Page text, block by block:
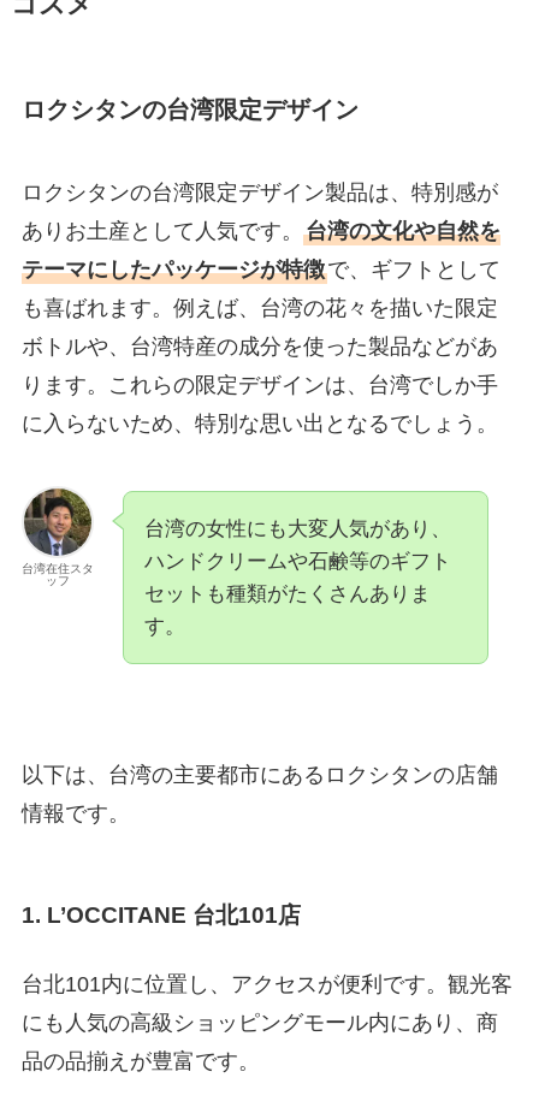
ロクシタンの台湾限定デザイン
ロクシタンの台湾限定デザイン製品は、特別感が
ありお土産として人気です。 台湾の文化や自然を
テーマにしたパッケージが特徴で、ギフトとして
も喜ばれます。例えば、台湾の花々を描いた限定
ボトルや、台湾特産の成分を使った製品などがあ
ります。これらの限定デザインは、台湾でしか手
に入らないため、特別な思い出となるでしょう。
台湾在住スタ
ッフ
台湾の女性にも大変人気があり、
ハンドクリームや石鹸等のギフト
セットも種類がたくさんありま
す。
以下は、台湾の主要都市にあるロクシタンの店舗
情報です。
1. L’OCCITANE 台北101店
台北101内に位置し、アクセスが便利です。観光客
にも人気の高級ショッピングモール内にあり、商
品の品揃えが豊富です。